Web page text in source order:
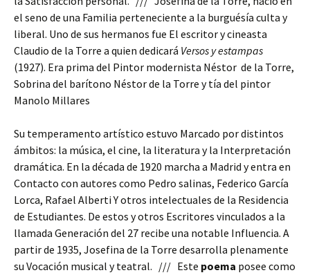
el seno de una Familia perteneciente a la burguésía culta y
liberal. Uno de sus hermanos fue El escritor y cineasta
Claudio de la Torre a quien dedicará Versos y estampas
(1927). Era prima del Pintor modernista Néstor de la Torre,
Sobrina del barítono Néstor de la Torre y tía del pintor
Manolo Millares
Su temperamento artístico estuvo Marcado por distintos
ámbitos: la música, el cine, la literatura y la Interpretación
dramática. En la década de 1920 marcha a Madrid y entra en
Contacto con autores como Pedro salinas, Federico García
Lorca, Rafael Alberti Y otros intelectuales de la Residencia
de Estudiantes. De estos y otros Escritores vinculados a la
llamada Generación del 27 recibe una notable Influencia. A
partir de 1935, Josefina de la Torre desarrolla plenamente
su Vocación musical y teatral. /// Este poema posee como